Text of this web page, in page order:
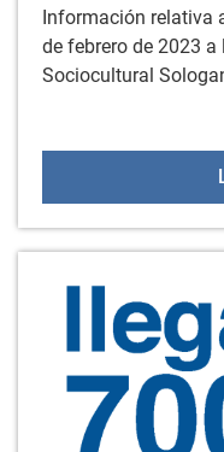
Información relativa
de febrero de 2023
Sociocultural